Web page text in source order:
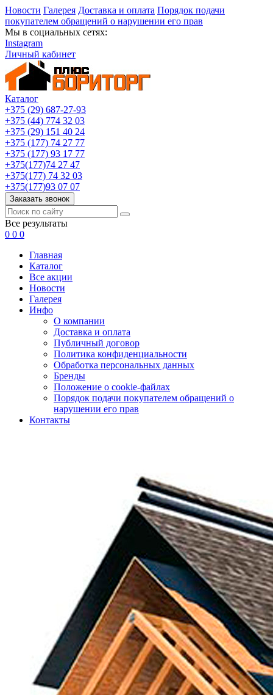
Новости Галерея Доставка и оплата Порядок подачи
покупателем обращений о нарушении его прав
Мы в социальных сетях:
Instagram
Личный кабинет
Каталог
+375 (29) 687-27-93
+375 (44) 774 32 03
+375 (29) 151 40 24
+375 (177) 74 27 77
+375 (177) 93 17 77
+375(177)74 27 47
+375(177) 74 32 03
+375(177)93 07 07
Заказать звонок
Все результаты
0 0 0
Главная
Каталог
Все акции
Новости
Галерея
Инфо
О компании
Доставка и оплата
Публичный договор
Политика конфиденциальности
Обработка персональных данных
Бренды
Положение о cookie-файлах
Порядок подачи покупателем обращений о
нарушении его прав
Контакты